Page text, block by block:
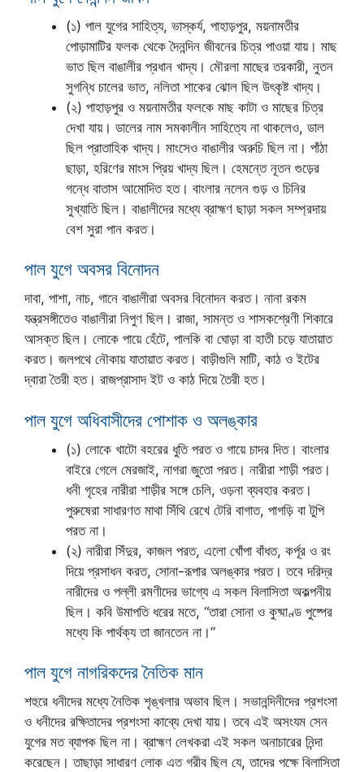
(১) পাল যুগের সাহিত্য, ভাস্কর্য, পাহাড়পুর, ময়নামতীর
পোড়ামাটির ফলক থেকে দৈনন্দিন জীবনের চিত্র পাওয়া যায়। মাছ
ভাত ছিল বাঙালীর প্রধান খাদ্য। মৌরলা মাছের তরকারী, নুতন
সুগন্ধি চালের ভাত, নলিতা শাকের ঝোল ছিল উৎকৃষ্ট খাদ্য।
(২) পাহাড়পুর ও ময়নামতীর ফলকে মাছ কাটা ও মাছের চিত্র
দেখা যায়। ডালের নাম সমকালীন সাহিত্যে না থাকলেও, ডাল
ছিল প্রাতাহিক খাদ্য। মাংসেও বাঙালীর অরুচি ছিল না। পাঁঠা
ছাড়া, হরিণের মাংস প্রিয় খাদ্য ছিল। হেমন্তে নূতন গুড়ের
গন্ধে বাতাস আমোদিত হত। বাংলার নলেন গুড় ও চিনির
সুখ্যাতি ছিল। বাঙালীদের মধ্যে ব্রাহ্মণ ছাড়া সকল সম্প্রদায়
বেশ সুরা পান করত।
পাল যুগে অবসর বিনোদন
দাবা, পাশা, নাচ, গানে বাঙালীরা অবসর বিনোদন করত। নানা রকম
যন্ত্রসঙ্গীতেও বাঙালীরা নিপুণ ছিল। রাজা, সামন্ত ও শাসকশ্রেণী শিকারে
আসক্ত ছিল। লোকে পায়ে হেঁটে, পালকি বা ঘোড়া বা হাতী চড়ে যাতায়াত
করত। জলপথে নৌকায় যাতায়াত করত। বাড়ীগুলি মাটি, কাঠ ও ইটের
দ্বারা তৈরী হত। রাজপ্রাসাদ ইট ও কাঠ দিয়ে তৈরী হত।
পাল যুগে অধিবাসীদের পোশাক ও অলঙ্কার
(১) লোকে খাটো বহরের ধুতি পরত ও গায়ে চাদর দিত। বাংলার
বাইরে গেলে মেরজাই, নাগরা জুতো পরত। নারীরা শাড়ী পরত।
ধনী গৃহের নারীরা শাড়ীর সঙ্গে চেলি, ওড়না ব্যবহার করত।
পুরুষেরা সাধারণত মাথা সিঁথি রেখে টেরি বাগাত, পাগড়ি বা টুপি
পরত না।
(২) নারীরা সিঁদুর, কাজল পরত, এলো খোঁপা বাঁধত, কর্পূর ও রং
দিয়ে প্রসাধন করত, সোনা-রূপার অলঙ্কার পরত। তবে দরিদ্র
নারীদের ও পল্লী রমণীদের ভাগ্যে এ সকল বিলাসিতা অকল্পনীয়
ছিল। কবি উমাপতি ধরের মতে, “তারা সোনা ও কুষ্মাণ্ড পুষ্পের
মধ্যে কি পার্থক্য তা জানতেন না।”
পাল যুগে নাগরিকদের নৈতিক মান
শহুরে ধনীদের মধ্যে নৈতিক শৃঙ্খলার অভাব ছিল। সভানন্দিনীদের প্রশংসা
ও ধনীদের রক্ষিতাদের প্রশংসা কাব্যে দেখা যায়। তবে এই অসংযম সেন
যুগের মত ব্যাপক ছিল না। ব্রাহ্মণ লেখকরা এই সকল অনাচারের নিন্দা
করেছেন। তাছাড়া সাধারণ লোক এত গরীব ছিল যে, তাদের পক্ষে বিলাসিতা